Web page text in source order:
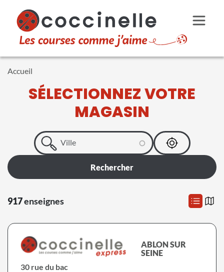
Accueil
SÉLECTIONNEZ VOTRE
MAGASIN
917enseignes
ABLON SUR
SEINE
30 rue du bac